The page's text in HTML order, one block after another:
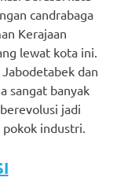
candrabaga
Kerajaan
lewat kota ini.
dan
sangat banyak
jadi
industri.